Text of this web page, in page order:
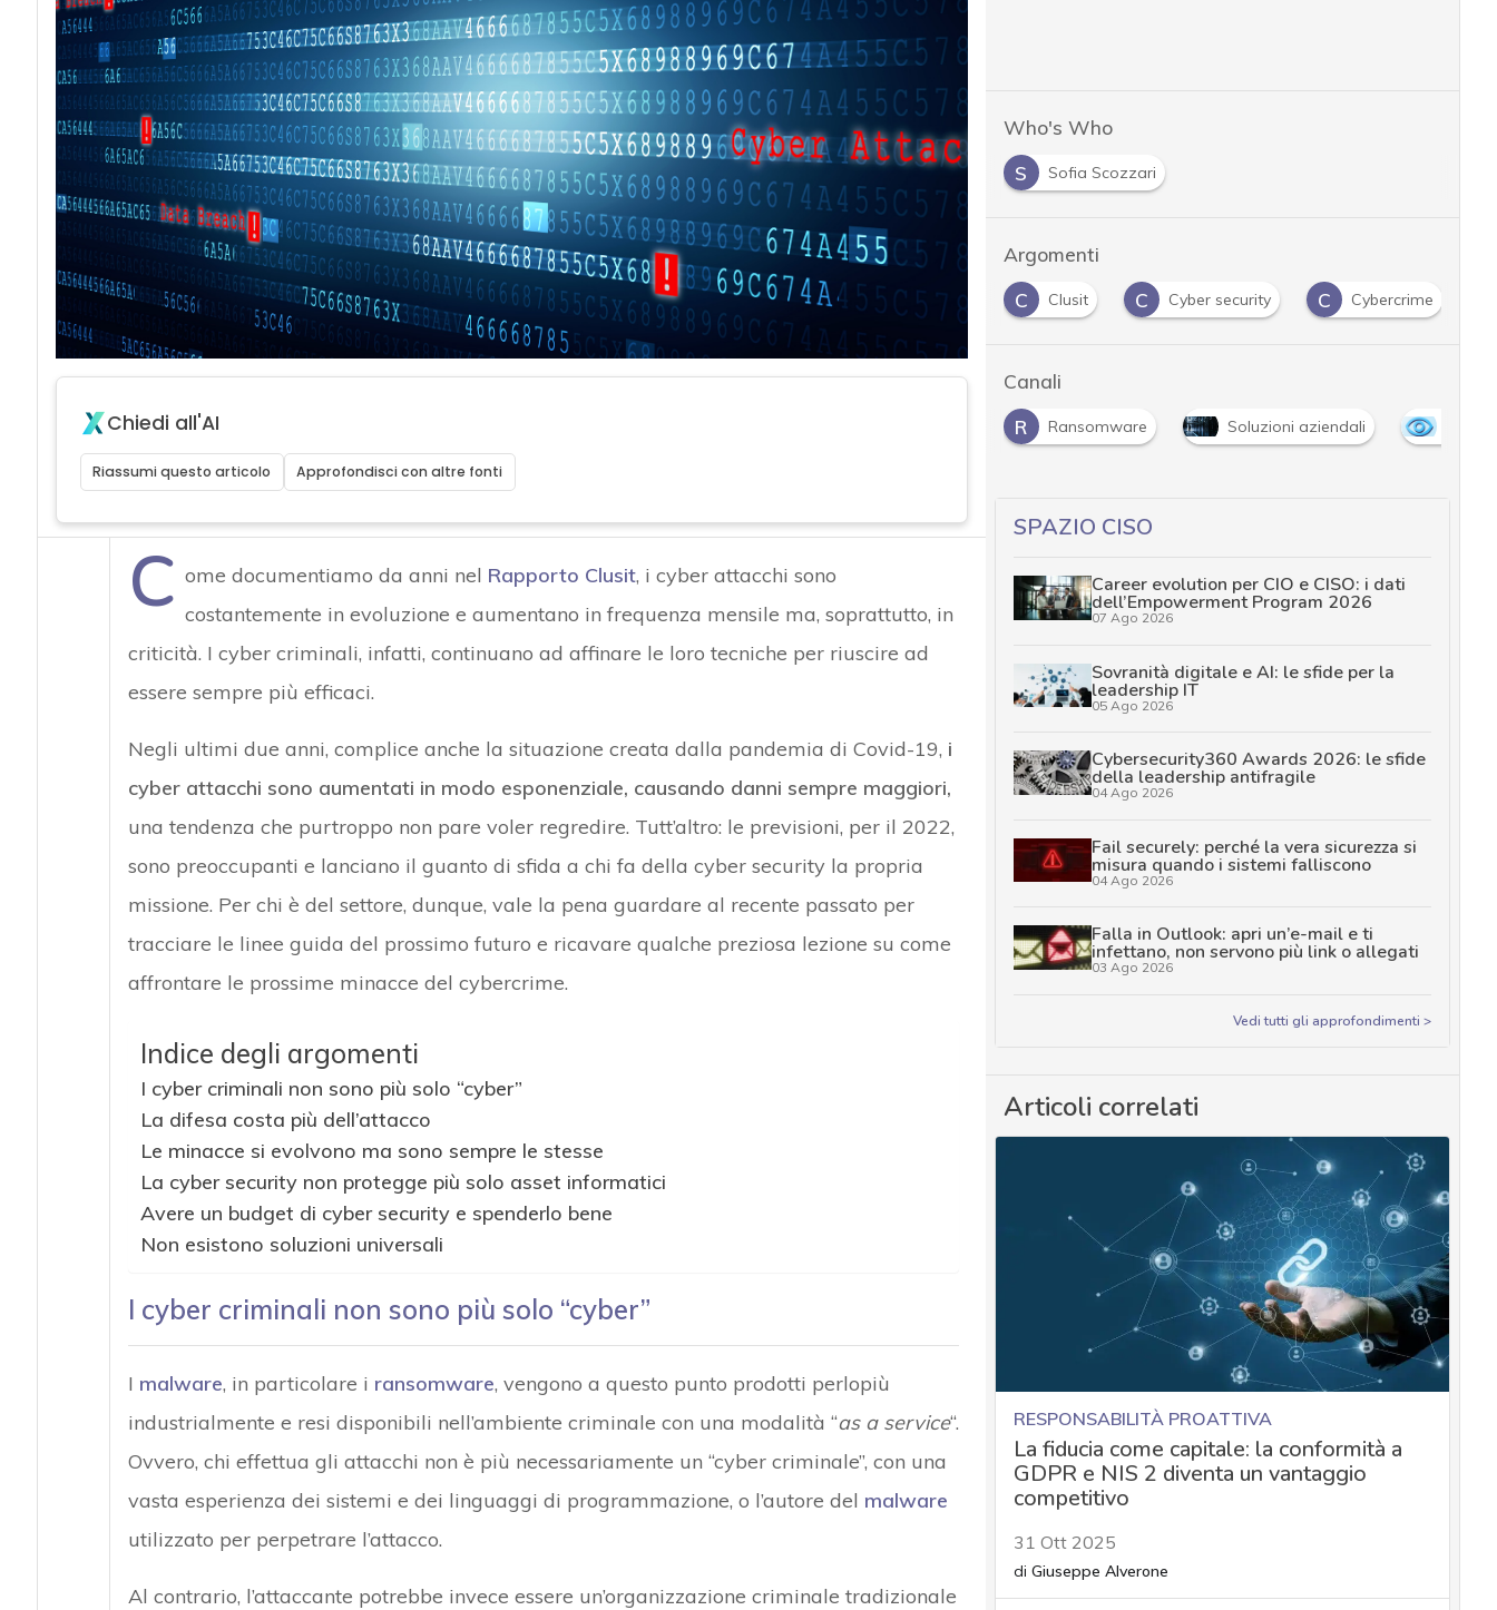
Chiedi all'AI
Riassumi questo articolo Approfondisci con altre fonti
C ome documentiamo da anni nel Rapporto Clusit, i cyber attacchi sono
costantemente in evoluzione e aumentano in frequenza mensile ma, soprattutto, in
criticità. I cyber criminali, infatti, continuano ad affinare le loro tecniche per riuscire ad
essere sempre più efficaci.
Negli ultimi due anni, complice anche la situazione creata dalla pandemia di Covid-19, i
cyber attacchi sono aumentati in modo esponenziale, causando danni sempre maggiori,
una tendenza che purtroppo non pare voler regredire. Tutt’altro: le previsioni, per il 2022,
sono preoccupanti e lanciano il guanto di sfida a chi fa della cyber security la propria
missione. Per chi è del settore, dunque, vale la pena guardare al recente passato per
tracciare le linee guida del prossimo futuro e ricavare qualche preziosa lezione su come
affrontare le prossime minacce del cybercrime.
Indice degli argomenti
I cyber criminali non sono più solo “cyber”
La difesa costa più dell’attacco
Le minacce si evolvono ma sono sempre le stesse
La cyber security non protegge più solo asset informatici
Avere un budget di cyber security e spenderlo bene
Non esistono soluzioni universali
I cyber criminali non sono più solo “cyber”
I malware, in particolare i ransomware, vengono a questo punto prodotti perlopiù
industrialmente e resi disponibili nell’ambiente criminale con una modalità “as a service“.
Ovvero, chi effettua gli attacchi non è più necessariamente un “cyber criminale”, con una
vasta esperienza dei sistemi e dei linguaggi di programmazione, o l’autore del malware
utilizzato per perpetrare l’attacco.
Al contrario, l’attaccante potrebbe invece essere un’organizzazione criminale tradizionale
Who's Who
S
Sofia Scozzari
Argomenti
A
Applicazioni C Clusit C Cyber security C Cybercrime
Canali
R Ransomware Soluzioni aziendali
SPAZIO CISO
Career evolution per CIO e CISO: i dati
dell’Empowerment Program 2026
07 Ago 2026
Sovranità digitale e AI: le sfide per la
leadership IT
05 Ago 2026
Cybersecurity360 Awards 2026: le sfide
della leadership antifragile
04 Ago 2026
Fail securely: perché la vera sicurezza si
misura quando i sistemi falliscono
04 Ago 2026
Falla in Outlook: apri un’e-mail e ti
infettano, non servono più link o allegati
03 Ago 2026
Vedi tutti gli approfondimenti >
Articoli correlati
RESPONSABILITÀ PROATTIVA
La fiducia come capitale: la conformità a
GDPR e NIS 2 diventa un vantaggio
competitivo
31 Ott 2025
di Giuseppe Alverone